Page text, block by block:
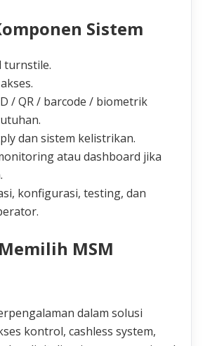
Sistem
turnstile.
/ QR / barcode / biometrik
dan sistem kelistrikan.
atau dashboard jika
konfigurasi, testing, dan
MSM
dalam solusi
kontrol, cashless system,